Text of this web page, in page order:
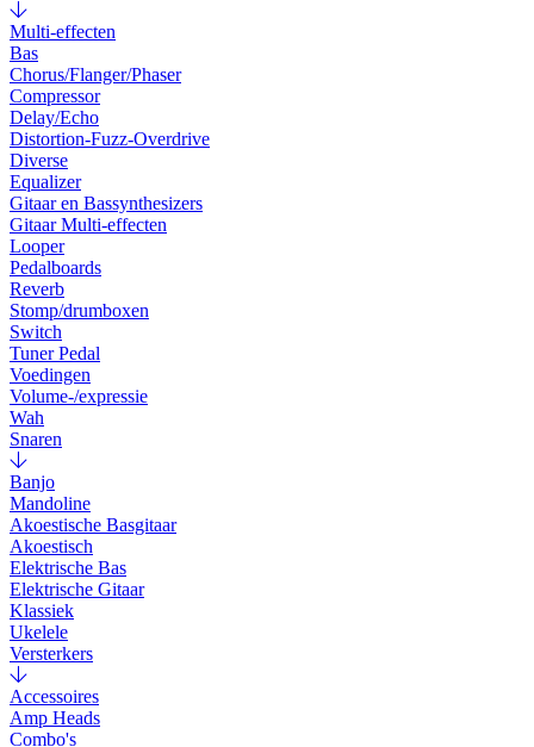
Multi-effecten
Bas
Chorus/Flanger/Phaser
Compressor
Delay/Echo
Distortion-Fuzz-Overdrive
Diverse
Equalizer
Gitaar en Bassynthesizers
Gitaar Multi-effecten
Looper
Pedalboards
Reverb
Stomp/drumboxen
Switch
Tuner Pedal
Voedingen
Volume-/expressie
Wah
Snaren
Banjo
Mandoline
Akoestische Basgitaar
Akoestisch
Elektrische Bas
Elektrische Gitaar
Klassiek
Ukelele
Versterkers
Accessoires
Amp Heads
Combo's